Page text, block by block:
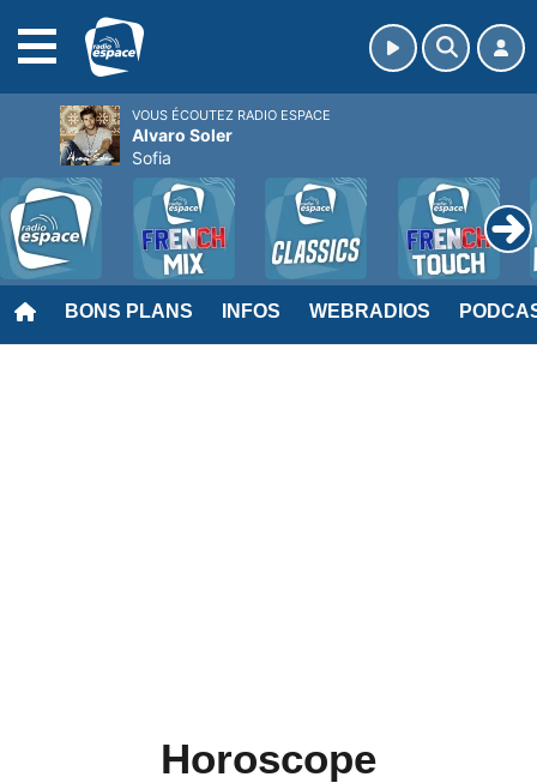
BONS PLANS INFOS WEBRADIOS
Horoscope
VOUS ÉCOUTEZ RADIO ESPACE
Alvaro Soler
Sofia